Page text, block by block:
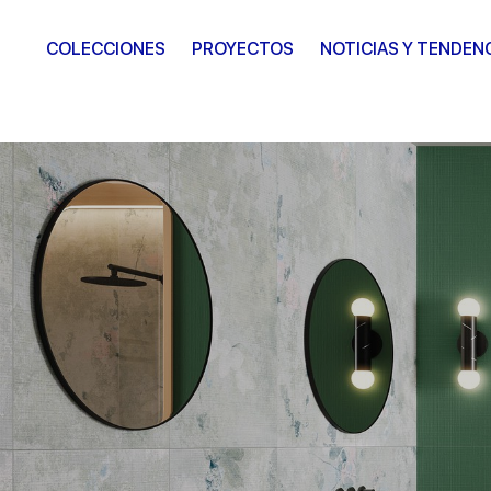
COLECCIONES PROYECTOS NOTICIAS Y